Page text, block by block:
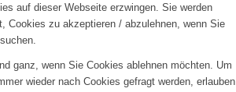
auf dieser Webseite erzwingen. Sie werden
Cookies zu akzeptieren / abzulehnen, wenn Sie
ganz, wenn Sie Cookies ablehnen möchten. Um
wieder nach Cookies gefragt werden, erlauben